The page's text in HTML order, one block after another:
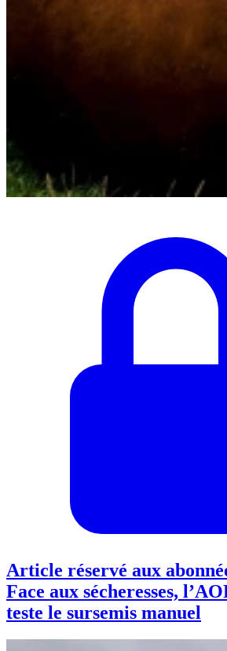
Article réservé aux
Face aux sécheresses,
teste le sursemis manuel